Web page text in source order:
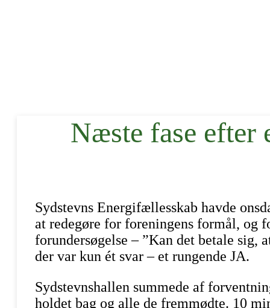
Næste fase efter
Sydstevns Energifællesskab havde
at redegøre for foreningens formål, og
forundersøgelse – ”Kan det betale sig,
der var kun ét svar – et rungende JA.
Sydstevnshallen summede af
holdet bag og alle de fremmødte. 10